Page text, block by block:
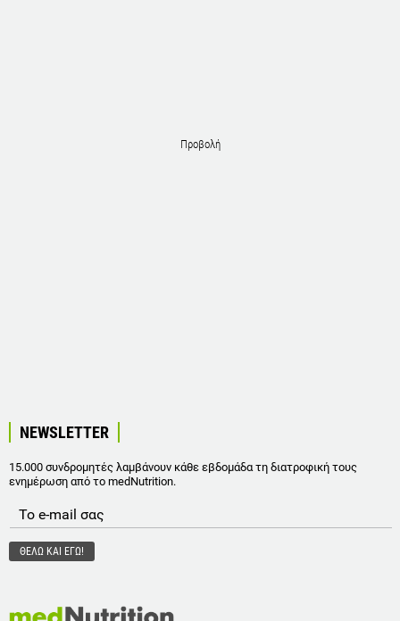
Προβολή
NEWSLETTER
15.000 συνδρομητές λαμβάνουν κάθε εβδομάδα τη διατροφική τους
ενημέρωση από το medNutrition.